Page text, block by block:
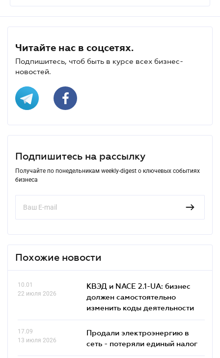
Читайте нас в соцсетях.
Подпишитесь, чтоб быть в курсе всех бизнес-
новостей.
Подпишитесь на рассылку
Получайте по понедельникам weekly-digest о ключевых событиях
бизнеса
Похожие новости
10.01
22 июля 2026
КВЭД и NACE 2.1-UA: бизнес
должен самостоятельно
изменить коды деятельности
17.09
13 июля 2026
Продали электроэнергию в
сеть - потеряли единый налог